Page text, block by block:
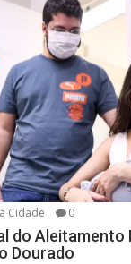
Cidade 0
do
Dourado